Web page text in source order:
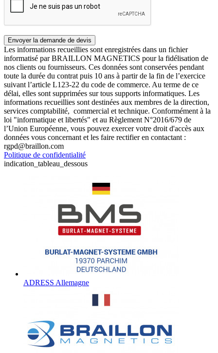
Les informations recueillies sont enregistrées dans un fichier
informatisé par BRAILLON MAGNETICS pour la fidélisation de
nos clients ou fournisseurs. Ces données sont conservées pendant
toute la durée du contrat puis 10 ans à partir de la fin de l’exercice
suivant l’article L123-22 du code de commerce. Au terme de ce
délai, elles sont supprimées sur tous supports informatiques. Les
informations recueillies sont destinées aux membres de la direction,
services comptabilité, commercial et technique. Conformément à la
loi "informatique et libertés" et au Règlement N°2016/679 de
l’Union Européenne, vous pouvez exercer votre droit d'accès aux
données vous concernant et les faire rectifier en contactant :
rgpd@braillon.com
Politique de confidentialité
indication_tableau_dessous
ADRESS Allemagne